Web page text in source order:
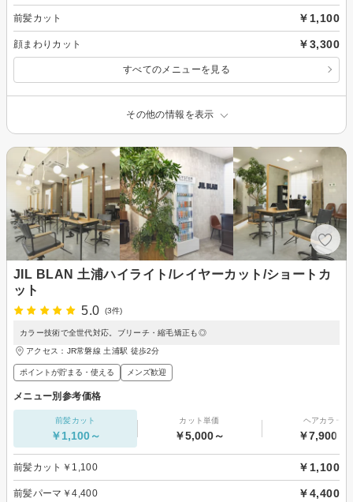
前髪カット ￥1,100
顔まわりカット ￥3,300
すべてのメニューを見る
その他の情報を表示
JIL BLAN 土浦ハイライト/レイヤーカット/ショートカ
ット
5.0
(3件)
カラー技術で全世代対応。ブリーチ・縮毛矯正も◎
アクセス：JR常磐線 土浦駅 徒歩2分
ポイントが貯まる・使える メンズ歓迎
メニュー別参考価格
前髪カット
￥1,100～
カット単価
￥5,000～
ヘアカラー
￥7,900～
前髪カット￥1,100 ￥1,100
前髪パーマ￥4,400 ￥4,400